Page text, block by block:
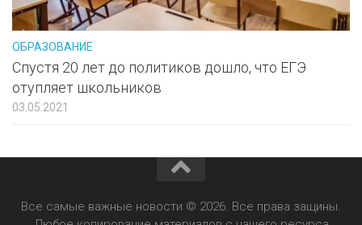
ОБРАЗОВАНИЕ
Спустя 20 лет до политиков дошло, что ЕГЭ
отупляет школьников
03.05.2021
Все самые важные новости © 2026. Все права защины.